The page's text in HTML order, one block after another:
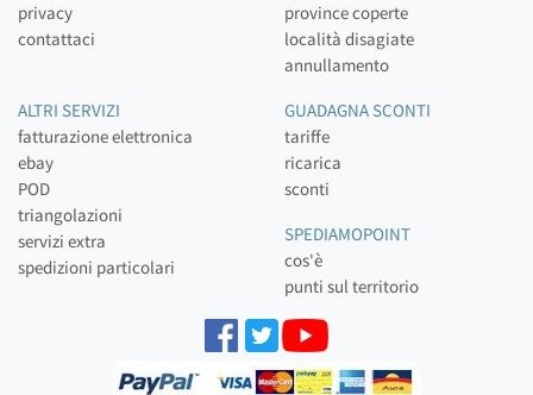
privacy
contattaci
province coperte
località disagiate
annullamento
ALTRI SERVIZI
fatturazione elettronica
ebay
POD
triangolazioni
servizi extra
spedizioni particolari
GUADAGNA SCONTI
tariffe
ricarica
sconti
SPEDIAMOPOINT
cos'è
punti sul territorio